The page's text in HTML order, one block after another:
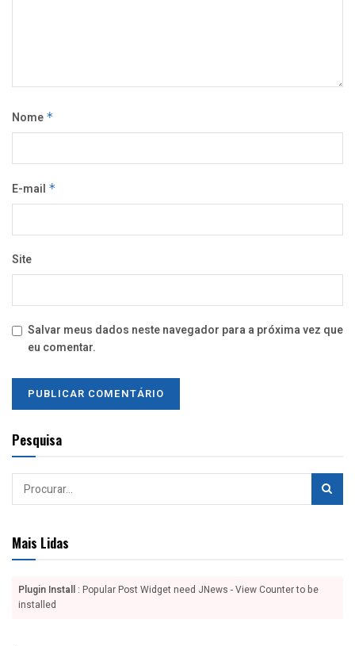
Nome *
E-mail *
Site
Salvar meus dados neste navegador para a próxima vez que
eu comentar.
Pesquisa
Mais Lidas
Plugin Install : Popular Post Widget need JNews - View Counter to be
installed